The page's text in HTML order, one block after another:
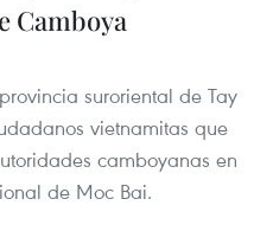
Camboya
suroriental de Tay
vietnamitas que
camboyanas en
de Moc Bai.